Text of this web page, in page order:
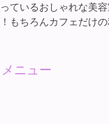
ているおしゃれな美
もちろんカフェだけ
メニュー